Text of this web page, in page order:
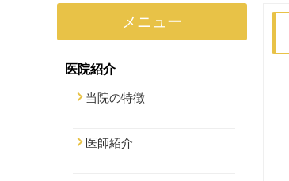
メニュー
医院紹介
当院の特徴
医師紹介